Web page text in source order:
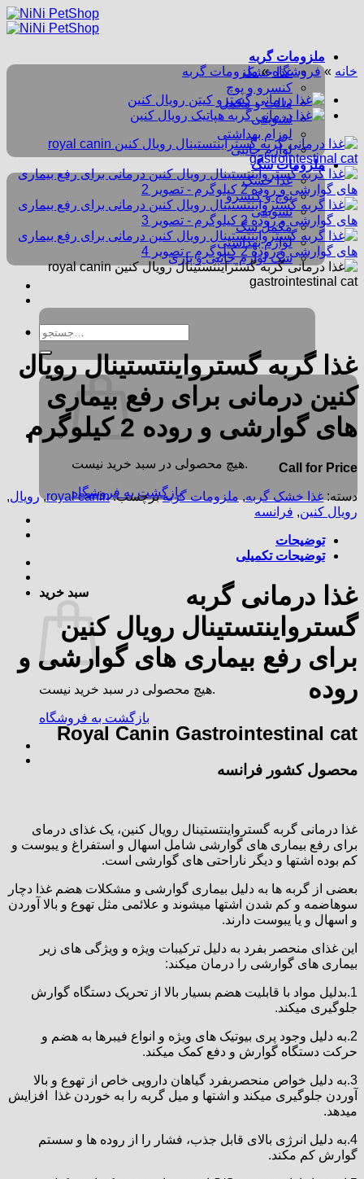
ملزومات گربه
غذا خشک
کنسرو و پوچ
مالت و مکمل
تشویقی
لوزام بهداشتی
لوازم جانبی
ملزومات سگ
غذا خشک
پوچ و کنسرو
تشویقی
مکمل سگ
لوازم بهداشتی
سگ لوازم جانبی و بازی
جستجو
هیچ محصولی در سبد خرید نیست.
بازگشت به فروشگاه
سبد خرید
هیچ محصولی در سبد خرید نیست.
بازگشت به فروشگاه
خانه » فروشگاه » ملزومات گربه
غذا گربه گسترواینتستینال رویال
کنین درمانی برای رفع بیماری
های گوارشی و روده 2 کیلوگرم
Call for Price
دسته: غذا خشک گربه, ملزومات گربه برچسب:royal canin
,رویال,
رویال کنین, فرانسه
توضیحات
توضیحات تکمیلی
غذا درمانی گربه
گسترواینتستینال رویال کنین
برای رفع بیماری های گوارشی و
روده
Royal Canin Gastrointestinal cat
محصول کشور فرانسه
غذا درمانی گربه گسترواینتستینال رویال کنین، یک غذای درمای
برای رفع بیماری های گوارشی شامل اسهال و استفراغ و یبوست و
کم بوده اشتها و دیگر ناراحتی های گوارشی است.
بعضی از گربه ها به دلیل بیماری گوارشی و مشکلات هضم غذا دچار
سوهاضمه و کم شدن اشتها میشوند و علائمی مثل تهوع و بالا آوردن
و اسهال و یا یبوست دارند.
این غذای منحصر بفرد به دلیل ترکیبات ویژه و ویژگی های زیر
بیماری های گوارشی را درمان میکند:
1.بدلیل مواد با قابلیت هضم بسیار بالا از تحریک دستگاه گوارش
جلوگیری میکند.
2.به دلیل وجود پری بیوتیک های ویژه و انواع فیبرها به هضم و
حرکت دستگاه گوارش و دفع کمک میکند.
3.به دلیل خواص منحصربفرد گیاهان دارویی خاص از تهوع و بالا
آوردن جلوگیری میکند و اشتها و میل گربه را به خوردن غذا افزایش
میدهد.
4.به دلیل انرژی بالای قابل جذب، فشار را از روده ها و سستم
گوارش کم مکند.